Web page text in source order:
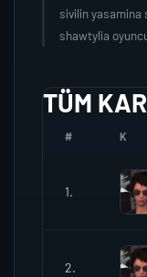
sivilin yasamina
shawtylia
TÜM
# K
1.
2.